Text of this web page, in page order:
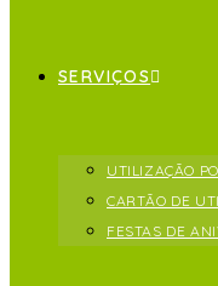
SERVIÇOS
UTILIZAÇÃO
CARTÃO DE
FESTAS DE